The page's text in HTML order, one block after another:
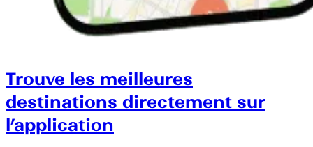
Trouve les meilleures
destinations directement sur
l’application